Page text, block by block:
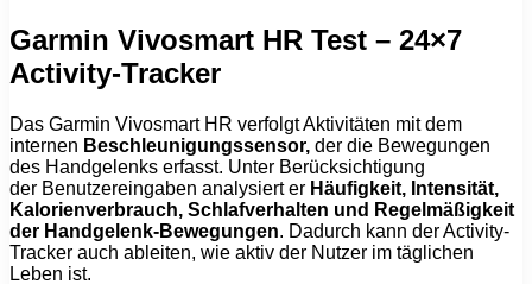
Garmin Vivosmart HR Test – 24×7
Activity-Tracker
Das Garmin Vivosmart HR verfolgt Aktivitäten mit dem
internen Beschleunigungssensor, der die Bewegungen
des Handgelenks erfasst. Unter Berücksichtigung
der Benutzereingaben analysiert er Häufigkeit, Intensität,
Kalorienverbrauch, Schlafverhalten und Regelmäßigkeit
der Handgelenk-Bewegungen. Dadurch kann der Activity-
Tracker auch ableiten, wie aktiv der Nutzer im täglichen
Leben ist.